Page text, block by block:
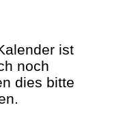
ist
noch
dies bitte